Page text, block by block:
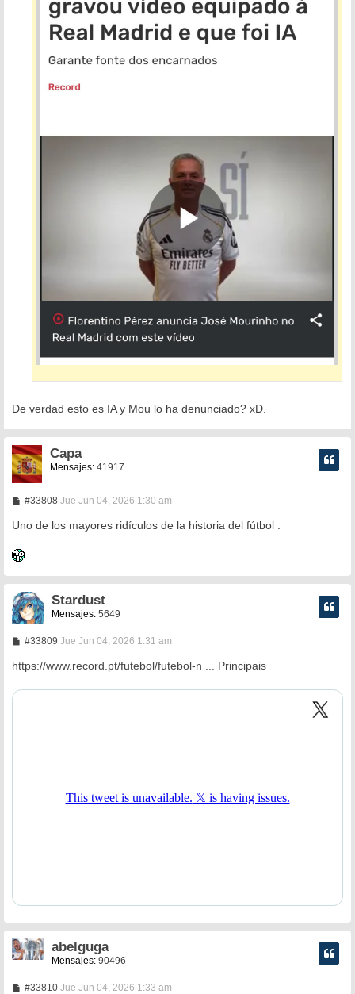
De verdad esto es IA y Mou lo ha denunciado? xD.
Capa
Mensajes:41917
#33808M
n
s
Jue Jun 04, 2026 1:30 am
Uno de los mayores ridículos de la historia del fútbol .
Stardust
Mensajes: 5649
#33809M
n
s
Jue Jun 04, 2026 1:31 am
https://www.record.pt/futebol/futebol-n ... Principais
abelguga
Mensajes: 90496
#33810MJue Jun 04, 2026 1:33 am